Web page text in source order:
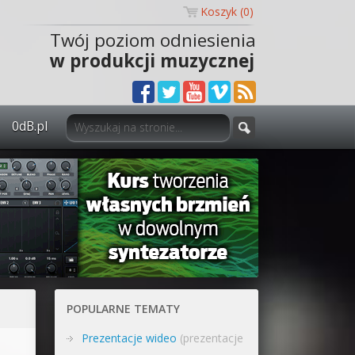
Koszyk (0)
Twój poziom odniesienia
w produkcji muzycznej
0dB.pl
0dB.pl - informacje
Newsletter
Materiały dla mediów
Archiwum aktualności
POPULARNE TEMATY
Prezentacje wideo (prezentacje